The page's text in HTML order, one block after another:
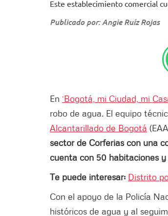
Este establecimiento comercial
Publicado por: Angie Ruíz Rojas
En ‘Bogotá, mi Ciudad, mi
robo de agua. El equipo
Alcantarillado de Bogotá
sector de Corferias con una
cuenta con 50 habitaciones
Te puede interesar: Distrito
Con el apoyo de la Policía
históricos de agua y al